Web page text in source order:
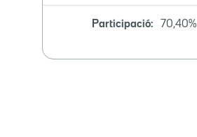
Participació: 70,40%